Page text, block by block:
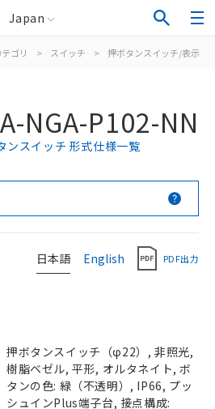
Japan
ゴリ > スイッチ > 押ボタンスイッチ/表示灯
NGA-P102-NN
ンスイッチ 形式仕様一覧
日本語 English PDF出力
押ボタンスイッチ（φ22）, 非照光,
樹脂ベゼル, 平形, オルタネイト, ボ
タンの色: 緑（不透明）, IP66, プッ
シュインPlus端子台, 接点構成: